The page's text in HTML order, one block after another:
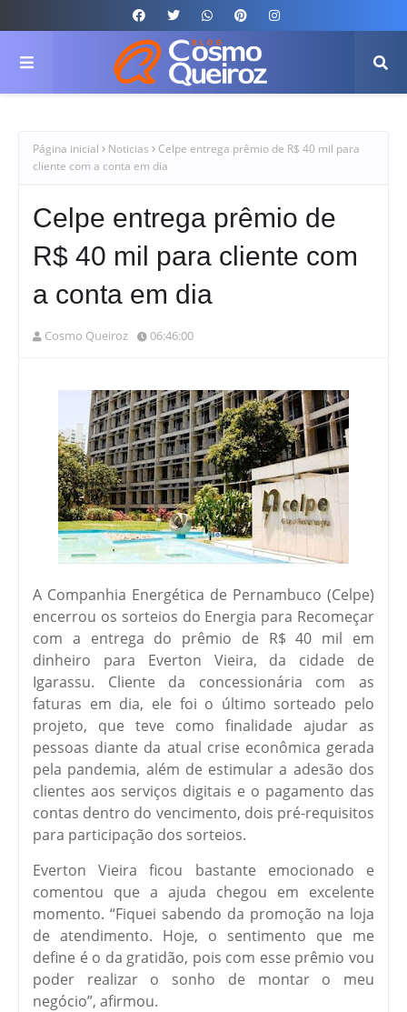
Página inicial Noticias
Celpe entrega prêmio de R$ 40 mil para
cliente com a conta em dia
Celpe entrega prêmio de
R$ 40 mil para cliente com
a conta em dia
Cosmo Queiroz 06:46:00
A Companhia Energética de Pernambuco (Celpe)
encerrou os sorteios do Energia para Recomeçar
com a entrega do prêmio de R$ 40 mil em
dinheiro para Everton Vieira, da cidade de
Igarassu. Cliente da concessionária com as
faturas em dia, ele foi o último sorteado pelo
projeto, que teve como finalidade ajudar as
pessoas diante da atual crise econômica gerada
pela pandemia, além de estimular a adesão dos
clientes aos serviços digitais e o pagamento das
contas dentro do vencimento, dois pré-requisitos
para participação dos sorteios.
Everton Vieira ficou bastante emocionado e
comentou que a ajuda chegou em excelente
momento. “Fiquei sabendo da promoção na loja
de atendimento. Hoje, o sentimento que me
define é o da gratidão, pois com esse prêmio vou
poder realizar o sonho de montar o meu
negócio”, afirmou.